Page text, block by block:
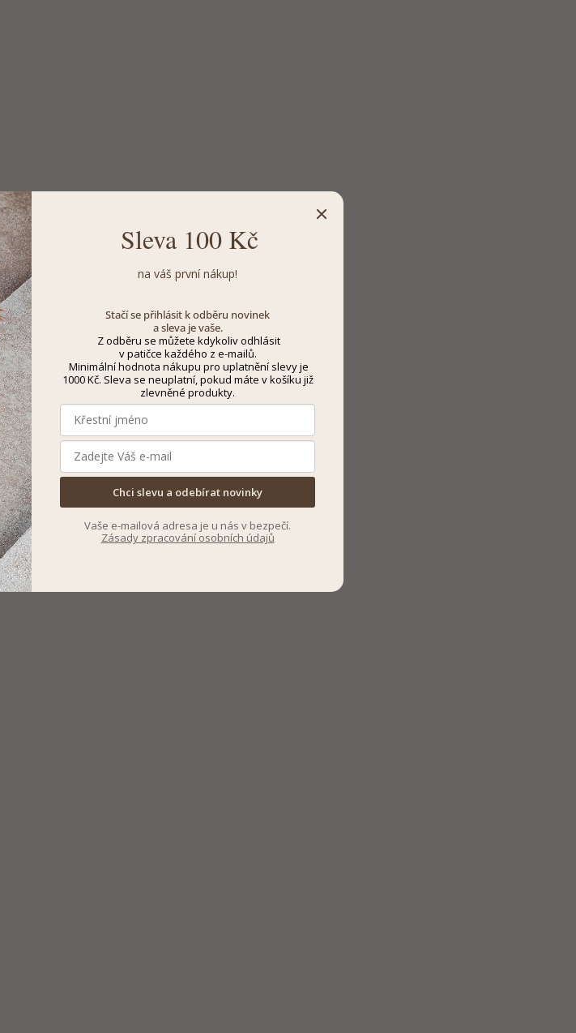
Sleva 100 Kč
na váš první nákup!
Stačí se přihlásit k odběru novinek
a sleva je vaše.
Z odběru se můžete kdykoliv odhlásit
v patičce každého z e-mailů.
Minimální hodnota nákupu pro uplatnění slevy je
1000 Kč. Sleva se neuplatní, pokud máte v košíku již
zlevněné produkty.
Chci slevu a odebírat novinky
Vaše e-mailová adresa je u nás v bezpečí.
Zásady zpracování osobních údajů